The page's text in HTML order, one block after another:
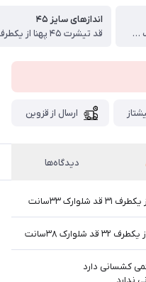
قد تیشرت ۴۰ پهنا از یکطرف ۳۱ قد شلوارک ۳۳سانت
اندازهای سایز ۴۵
ارسال از قزوین
دیدگاه‌ها
کشسانی دارد